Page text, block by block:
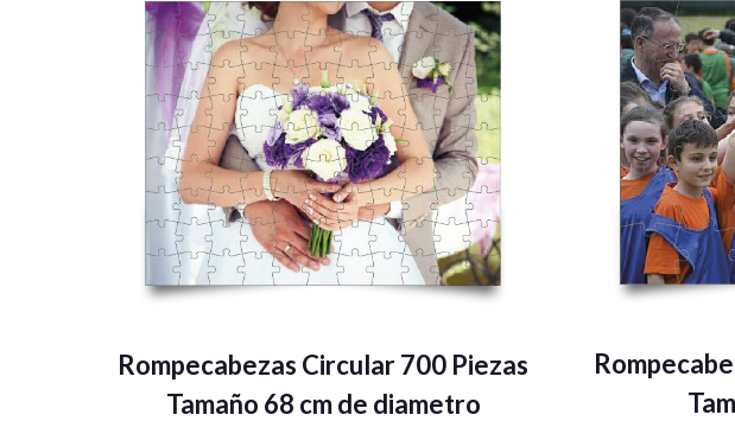
Rompecabezas Circular 700 Piezas
Tamaño 68 cm de diametro